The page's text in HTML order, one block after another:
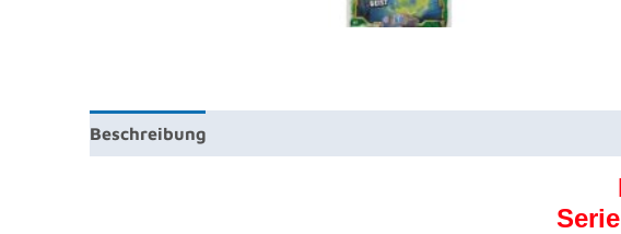
Beschreibung